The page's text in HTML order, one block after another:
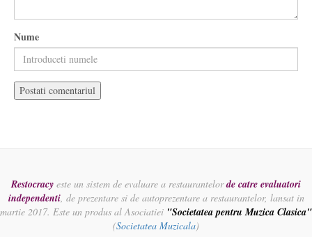
Nume
Restocracy este un sistem de evaluare a restaurantelorde catre evaluatori
independenti, de prezentare si de autoprezentare a restaurantelor, lansat in
martie 2017. Este un produs al Asociatiei "Societatea pentru Muzica Clasica"
(Societatea Muzicala)